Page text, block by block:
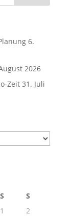
6.
2026
Zeit 31. Juli
S
S
1
2